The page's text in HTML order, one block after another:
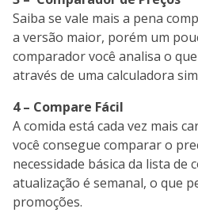
Saiba se vale mais a pena
a versão maior, porém um
comparador você analisa o
através de uma calculadora
4 – Compare Fácil
A comida está cada vez mais
você consegue comparar o
necessidade básica da lista de
atualização é semanal, o que
promoções.